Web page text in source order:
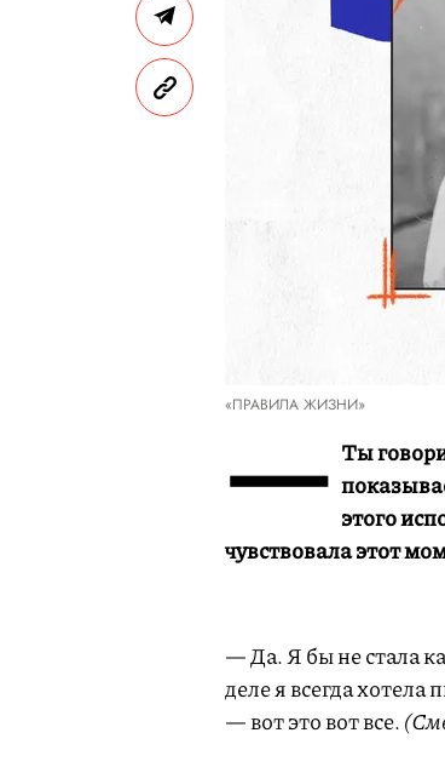
«ПРАВИЛА ЖИЗНИ»
— Ты
этого
чувствовала этот
— Да. Я бы не стала
деле я всегда хотела
— вот это вот все.